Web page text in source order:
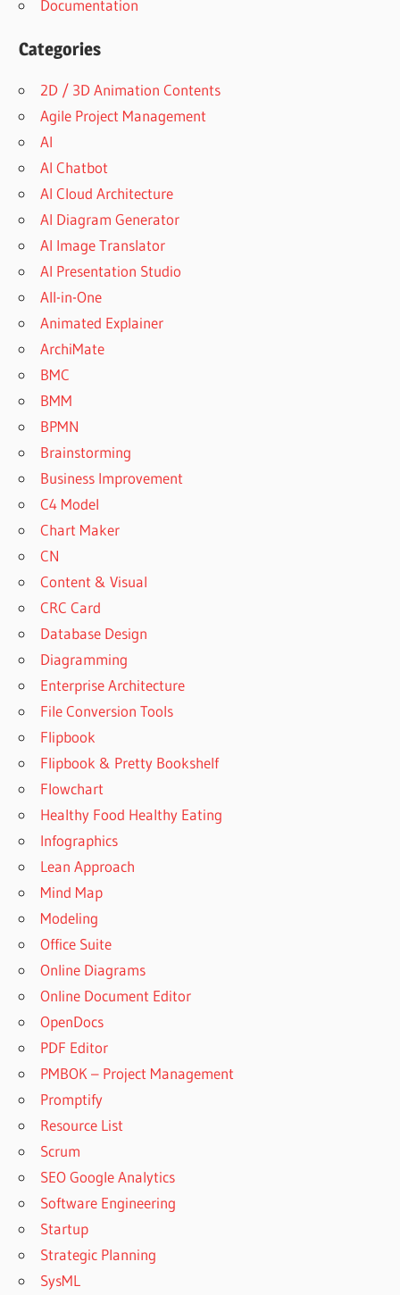
Documentation
Categories
2D / 3D Animation Contents
Agile Project Management
AI
AI Chatbot
AI Cloud Architecture
AI Diagram Generator
AI Image Translator
AI Presentation Studio
All-in-One
Animated Explainer
ArchiMate
BMC
BMM
BPMN
Brainstorming
Business Improvement
C4 Model
Chart Maker
CN
Content & Visual
CRC Card
Database Design
Diagramming
Enterprise Architecture
File Conversion Tools
Flipbook
Flipbook & Pretty Bookshelf
Flowchart
Healthy Food Healthy Eating
Infographics
Lean Approach
Mind Map
Modeling
Office Suite
Online Diagrams
Online Document Editor
OpenDocs
PDF Editor
PMBOK – Project Management
Promptify
Resource List
Scrum
SEO Google Analytics
Software Engineering
Startup
Strategic Planning
SysML